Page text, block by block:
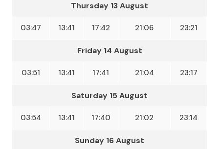
Thursday 13 August
03:47 13:41 17:42 21:06 23:21
Friday 14 August
03:51 13:41 17:41 21:04 23:17
Saturday 15 August
03:54 13:41 17:40 21:02 23:14
Sunday 16 August